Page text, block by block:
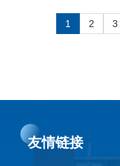
曾担任知名公募
东科技产业研究
1 2 3
友情链接